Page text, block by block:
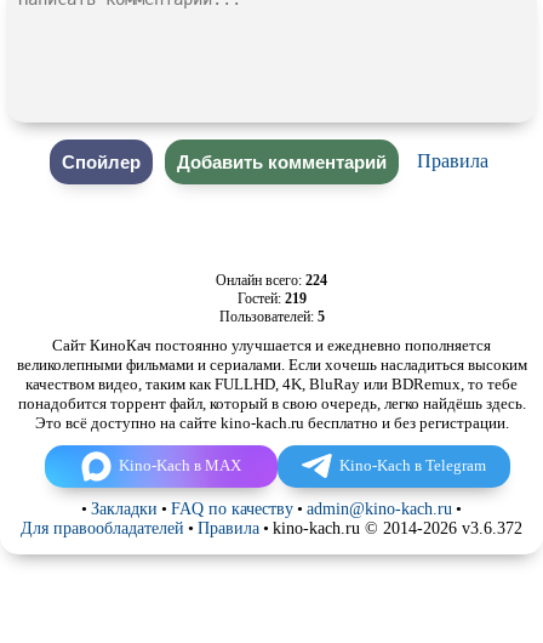
Правила
Онлайн всего: 224
Гостей: 219
Пользователей: 5
Сайт КиноКач постоянно улучшается и ежедневно пополняется
великолепными фильмами и сериалами. Если хочешь насладиться высоким
качеством видео, таким как FULLHD, 4K, BluRay или BDRemux, то тебе
понадобится торрент файл, который в свою очередь, легко найдёшь здесь.
Это всё доступно на сайте kino-kach.ru бесплатно и без регистрации.
Kino-Kach в MAX Kino-Kach в Telegram
• Закладки • FAQ по качеству • admin@kino-kach.ru •
Для правообладателей • Правила • kino-kach.ru © 2014-2026 v3.6.372